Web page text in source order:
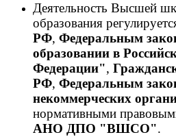
Деятельность Высшей
образования
РФ, Федеральным
образовании в
Федерации",
РФ, Федеральным
некоммерческих
нормативными
АНО ДПО "ВШСО".